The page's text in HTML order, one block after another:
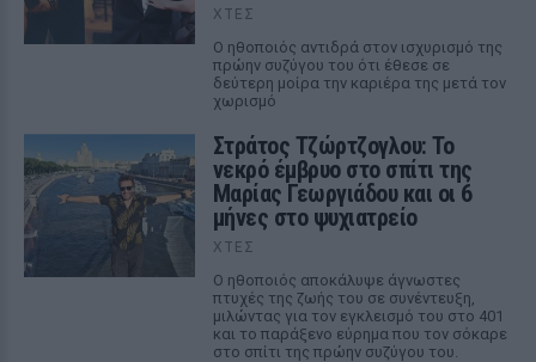
ΧΤΕΣ
Ο ηθοποιός αντιδρά στον ισχυρισμό της
πρώην συζύγου του ότι έθεσε σε
δεύτερη μοίρα την καριέρα της μετά τον
χωρισμό
Στράτος Τζώρτζογλου: Το
νεκρό έμβρυο στο σπίτι της
Μαρίας Γεωργιάδου και οι 6
μήνες στο ψυχιατρείο
ΧΤΕΣ
Ο ηθοποιός αποκάλυψε άγνωστες
πτυχές της ζωής του σε συνέντευξη,
μιλώντας για τον εγκλεισμό του στο 401
και το παράξενο εύρημα που τον σόκαρε
στο σπίτι της πρώην συζύγου του.